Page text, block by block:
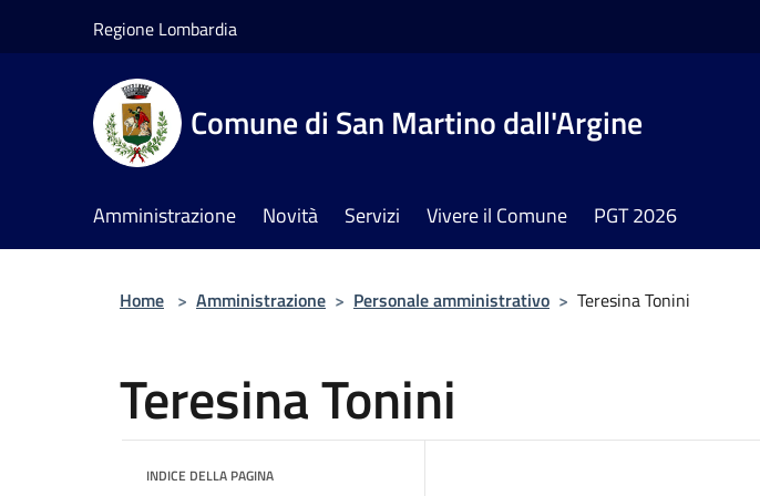
Regione Lombardia
Comune di San Martino dall'Argine
Amministrazione Novità Servizi Vivere il Comune PGT 2026
Home > Amministrazione > Personale amministrativo > Teresina Tonini
Teresina Tonini
INDICE DELLA PAGINA